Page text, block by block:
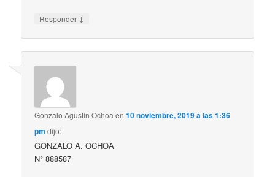
Responder ↓
Gonzalo Agustín Ochoa en10 noviembre, 2019 a las 1:36
pm dijo:
GONZALO A. OCHOA
N° 888587